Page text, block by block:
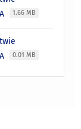
1.66 MB
0.01 MB